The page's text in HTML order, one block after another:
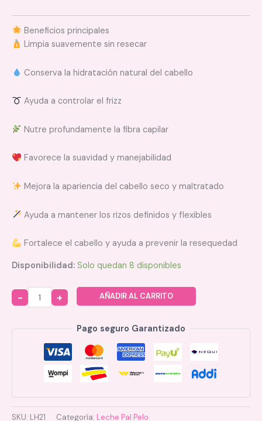
Beneficios principales
Limpia suavemente sin resecar
Conserva la hidratación natural del cabello
Ayuda a controlar el frizz
Nutre profundamente la fibra capilar
Favorece la suavidad y manejabilidad
Mejora la apariencia del cabello seco y maltratado
Ayuda a mantener los rizos definidos y flexibles
Fortalece el cabello y ayuda a prevenir la resequedad
Disponibilidad: Solo quedan 8 disponibles
Quantity
AÑADIR AL CARRITO
Pago seguro Garantizado
SKU: LH21 Categoría: Leche Pal Pelo